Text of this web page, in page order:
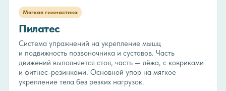
Мягкая гимнастика
Пилатес
Система упражнений на укрепление мышц
и подвижность позвоночника и суставов. Часть
движений выполняется стоя, часть — лёжа, с ковриками
и фитнес-резинками. Основной упор на мягкое
укрепление тела без резких нагрузок.